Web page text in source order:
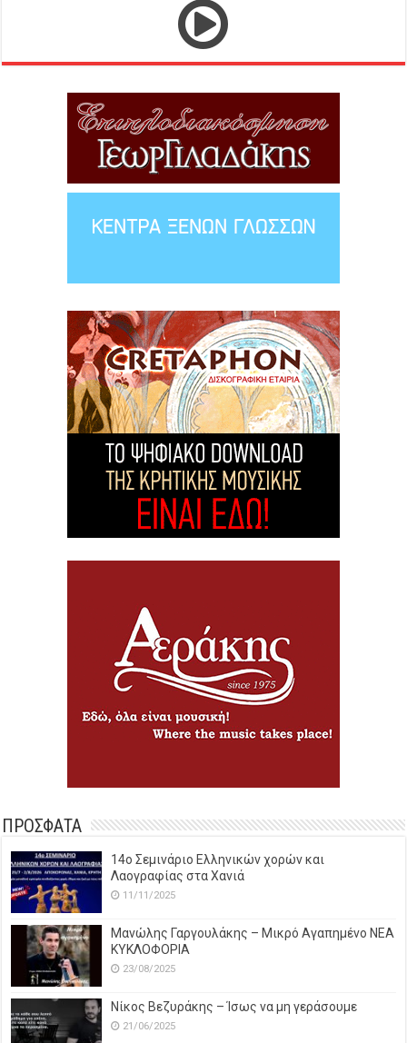
ΠΡΟΣΦΑΤΑ
14o Σεμινάριο Ελληνικών χορών και
Λαογραφίας στα Χανιά
11/11/2025
Μανώλης Γαργουλάκης – Μικρό Αγαπημένο NEΑ
ΚΥΚΛΟΦΟΡΙΑ
23/08/2025
Νίκος Βεζυράκης – Ίσως να μη γεράσουμε
21/06/2025